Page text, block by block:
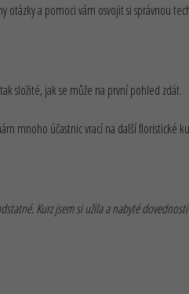
a pomoci vám osvojit si správnou
složité, jak se může na první pohled zdát.
mnoho účastnic vrací na další floristické
Kurz jsem si užila a nabyté